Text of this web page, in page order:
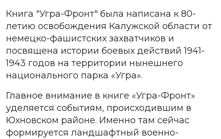
Книга "Угра-Фронт" была написана к 80-
летию освобождения Калужской области от
немецко-фашистских захватчиков и
посвящена истории боевых действий 1941-
1943 годов на территории нынешнего
национального парка «Угра».
Главное внимание в книге «Угра-Фронт»
уделяется событиям, происходившим в
Юхновском районе. Именно там сейчас
формируется ландшафтный военно-